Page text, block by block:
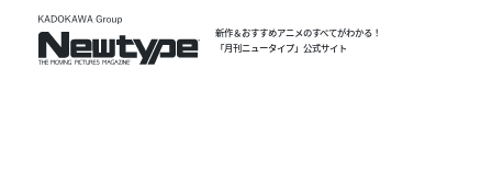
新作＆おすすめアニメのすべてがわかる！
「月刊ニュータイプ」公式サイト